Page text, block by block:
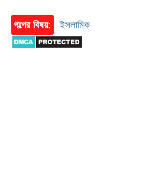
গল্পের বিষয়: ইসলামিক